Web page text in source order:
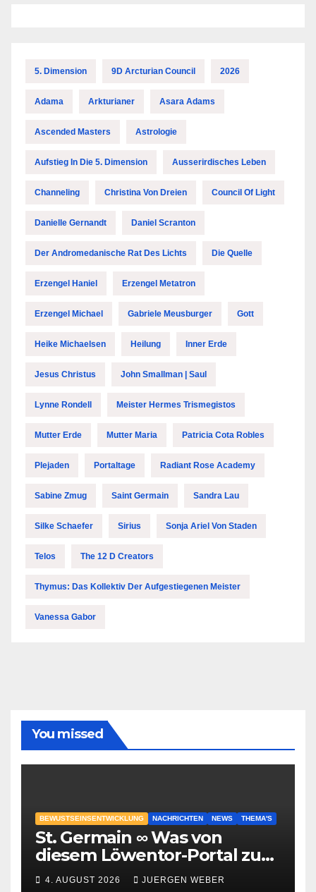
5. Dimension 9D Arcturian Council 2026
Adama Arkturianer Asara Adams
Ascended Masters Astrologie
Aufstieg In Die 5. Dimension Ausserirdisches Leben
Channeling Christina Von Dreien Council Of Light
Danielle Gernandt Daniel Scranton
Der Andromedanische Rat Des Lichts Die Quelle
Erzengel Haniel Erzengel Metatron
Erzengel Michael Gabriele Meusburger Gott
Heike Michaelsen Heilung Inner Erde
Jesus Christus John Smallman | Saul
Lynne Rondell Meister Hermes Trismegistos
Mutter Erde Mutter Maria Patricia Cota Robles
Plejaden Portaltage Radiant Rose Academy
Sabine Zmug Saint Germain Sandra Lau
Silke Schaefer Sirius Sonja Ariel Von Staden
Telos The 12 D Creators
Thymus: Das Kollektiv Der Aufgestiegenen Meister
Vanessa Gabor
You missed
BEWUSTSEINSENTWICKLUNG NACHRICHTEN NEWS THEMA'S
St. Germain ∞ Was von
diesem Löwentor-Portal zu
erwarten ist
4. AUGUST 2026 JUERGEN WEBER